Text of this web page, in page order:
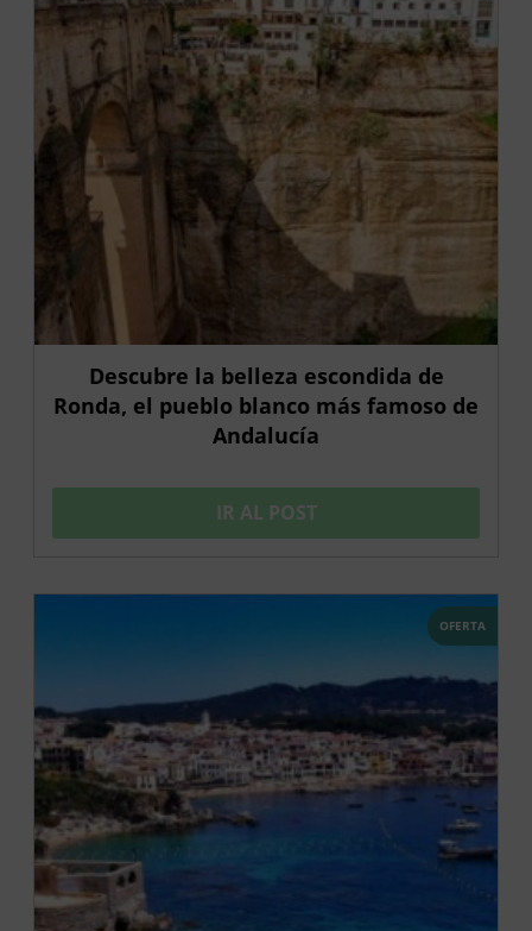
Descubre la belleza escondida de
Ronda, el pueblo blanco más famoso de
Andalucía
IR AL POST
OFERTA